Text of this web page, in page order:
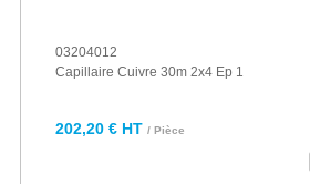
03204012
Capillaire Cuivre 30m 2x4 Ep 1
202,20 € HT / Pièce